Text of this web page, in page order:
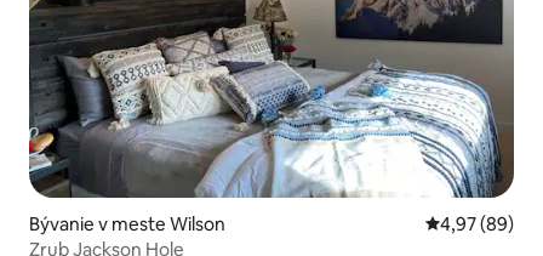
Bývanie v meste Wilson Priemerné
4,97 (89)
Zrub Jackson Hole